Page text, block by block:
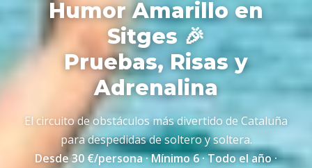
Humor Amarillo en
Sitges 🎉
Pruebas, Risas y
Adrenalina
El circuito de obstáculos más divertido de Cataluña
para despedidas de soltero y soltera.
Desde 30 €/persona · Mínimo 6 · Todo el año ·